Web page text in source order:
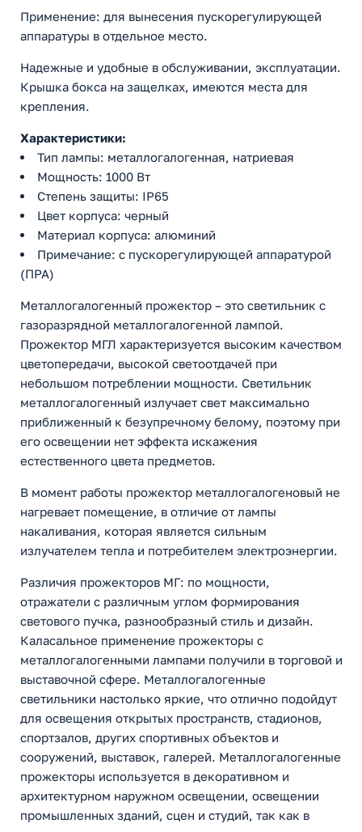
Применение: для вынесения пускорегулирующей
аппаратуры в отдельное место.
Надежные и удобные в обслуживании, эксплуатации.
Крышка бокса на защелках, имеются места для
крепления.
Характеристики:
Тип лампы: металлогалогенная, натриевая
Мощность: 1000 Вт
Степень защиты: IP65
Цвет корпуса: черный
Материал корпуса: алюминий
Примечание: с пускорегулирующей аппаратурой
(ПРА)
Металлогалогенный прожектор – это светильник с
газоразрядной металлогалогенной лампой.
Прожектор МГЛ характеризуется высоким качеством
цветопередачи, высокой светоотдачей при
небольшом потреблении мощности. Светильник
металлогалогенный излучает свет максимально
приближенный к безупречному белому, поэтому при
его освещении нет эффекта искажения
естественного цвета предметов.
В момент работы прожектор металлогалогеновый не
нагревает помещение, в отличие от лампы
накаливания, которая является сильным
излучателем тепла и потребителем электроэнергии.
Различия прожекторов МГ: по мощности,
отражатели с различным углом формирования
светового пучка, разнообразный стиль и дизайн.
Каласальное применение прожекторы с
металлогалогенными лампами получили в торговой и
выставочной сфере. Металлогалогенные
светильники настолько яркие, что отлично подойдут
для освещения открытых пространств, стадионов,
спортзалов, других спортивных объектов и
сооружений, выставок, галерей. Металлогалогенные
прожекторы используется в декоративном и
архитектурном наружном освещении, освещении
промышленных зданий, сцен и студий, так как в